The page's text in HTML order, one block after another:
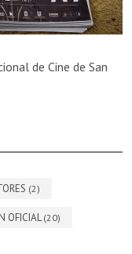
de Cine de San
(2)
OFICIAL(20)